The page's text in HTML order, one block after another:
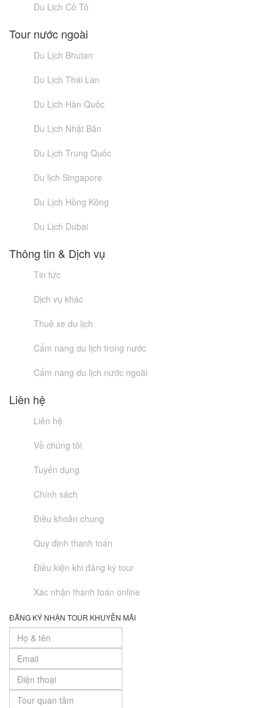
Du Lịch Cô Tô
Tour nước ngoài
Du Lịch Bhutan
Du Lịch Thái Lan
Du Lịch Hàn Quốc
Du Lịch Nhật Bản
Du Lịch Trung Quốc
Du lịch Singapore
Du Lịch Hồng Kông
Du Lịch Dubai
Thông tin & Dịch vụ
Tin tức
Dịch vụ khác
Thuê xe du lịch
Cẩm nang du lịch trong nước
Cẩm nang du lịch nước ngoài
Liên hệ
Liên hệ
Về chúng tôi
Tuyển dụng
Chính sách
Điều khoản chung
Quy định thanh toán
Điều kiện khi đăng ký tour
Xác nhận thanh toán online
ĐĂNG KÝ NHẬN TOUR KHUYỄN MÃI